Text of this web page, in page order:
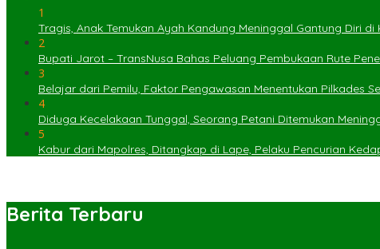
1
Tragis, Anak Temukan Ayah Kandung Meninggal Gantung Diri di
2
Bupati Jarot – TransNusa Bahas Peluang Pembukaan Rute
3
Belajar dari Pemilu, Faktor Pengawasan Menentukan Pilkades
4
Diduga Kecelakaan Tunggal, Seorang Petani Ditemukan
5
Kabur dari Mapolres, Ditangkap di Lape, Pelaku Pencurian
Berita Terbaru